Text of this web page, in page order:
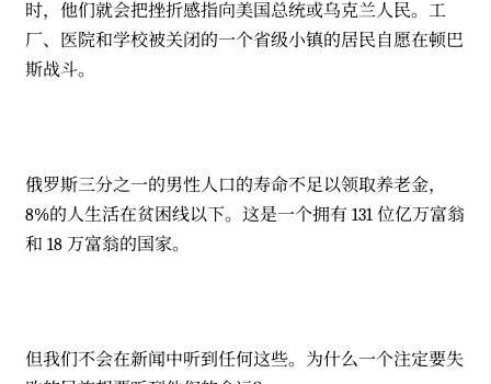
时，他们就会把挫折感指向美国总统或乌克兰人民。工
厂、医院和学校被关闭的一个省级小镇的居民自愿在顿巴
斯战斗。
俄罗斯三分之一的男性人口的寿命不足以领取养老金，
8%的人生活在贫困线以下。这是一个拥有 131 位亿万富翁
和 18 万富翁的国家。
但我们不会在新闻中听到任何这些。为什么一个注定要失